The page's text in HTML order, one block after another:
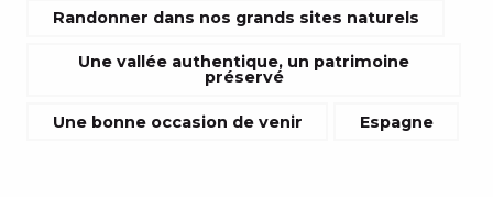
Randonner dans nos grands sites naturels
Une vallée authentique, un patrimoine
préservé
Une bonne occasion de venir Espagne